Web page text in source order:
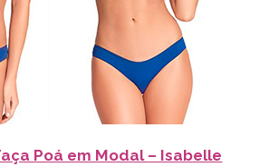
Poá em Modal – Isabelle